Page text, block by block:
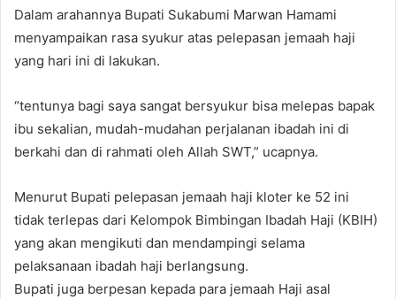
Dalam arahannya Bupati Sukabumi Marwan Hamami
menyampaikan rasa syukur atas pelepasan jemaah haji
yang hari ini di lakukan.
“tentunya bagi saya sangat bersyukur bisa melepas bapak
ibu sekalian, mudah-mudahan perjalanan ibadah ini di
berkahi dan di rahmati oleh Allah SWT,” ucapnya.
Menurut Bupati pelepasan jemaah haji kloter ke 52 ini
tidak terlepas dari Kelompok Bimbingan Ibadah Haji (KBIH)
yang akan mengikuti dan mendampingi selama
pelaksanaan ibadah haji berlangsung.
Bupati juga berpesan kepada para jemaah Haji asal